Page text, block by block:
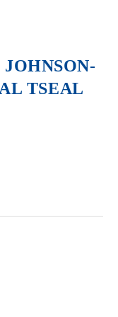
TSEAL